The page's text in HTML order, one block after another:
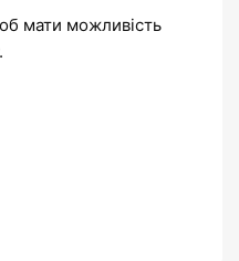
мати можливість